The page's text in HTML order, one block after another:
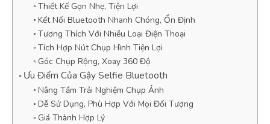
Thiết Kế Gọn Nhẹ, Tiện Lợi
Kết Nối Bluetooth Nhanh Chóng, Ổn Định
Tương Thích Với Nhiều Loại Điện Thoại
Tích Hợp Nút Chụp Hình Tiện Lợi
Góc Chụp Rộng, Xoay 360 Độ
Ưu Điểm Của Gậy Selfie Bluetooth
Nâng Tầm Trải Nghiệm Chụp Ảnh
Dễ Sử Dụng, Phù Hợp Với Mọi Đối Tượng
Giá Thành Hợp Lý